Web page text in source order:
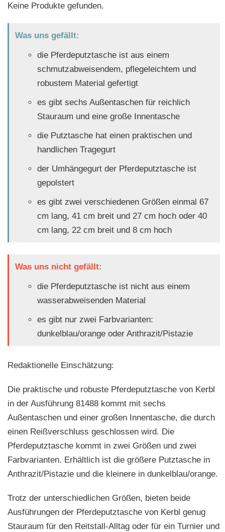
Keine Produkte gefunden.
Was uns gefällt:
die Pferdeputztasche ist aus einem
schmutzabweisendem, pflegeleichtem und
robustem Material gefertigt
es gibt sechs Außentaschen für reichlich
Stauraum und eine große Innentasche
die Putztasche hat einen praktischen und
handlichen Tragegurt
der Umhängegurt der Pferdeputztasche ist
gepolstert
es gibt zwei verschiedenen Größen einmal 67
cm lang, 41 cm breit und 27 cm hoch oder 40
cm lang, 22 cm breit und 8 cm hoch
Was uns nicht gefällt:
die Pferdeputztasche ist nicht aus einem
wasserabweisenden Material
es gibt nur zwei Farbvarianten:
dunkelblau/orange oder Anthrazit/Pistazie
Redaktionelle Einschätzung:
Die praktische und robuste Pferdeputztasche von Kerbl
in der Ausführung 81488 kommt mit sechs
Außentaschen und einer großen Innentasche, die durch
einen Reißverschluss geschlossen wird. Die
Pferdeputztasche kommt in zwei Größen und zwei
Farbvarianten. Erhältlich ist die größere Putztasche in
Anthrazit/Pistazie und die kleinere in dunkelblau/orange.
Trotz der unterschiedlichen Größen, bieten beide
Ausführungen der Pferdeputztasche von Kerbl genug
Stauraum für den Reitstall-Alltag oder für ein Turnier und